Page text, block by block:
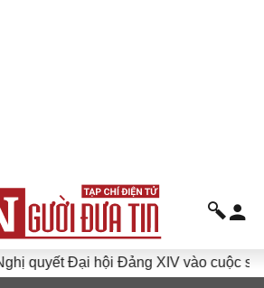
Đại hội Đảng XIV vào cuộc sống